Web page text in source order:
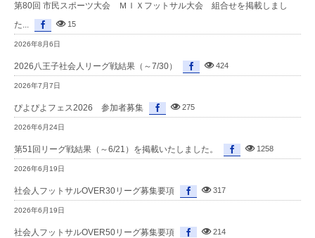
第80回 市民スポーツ大会 ＭＩＸフットサル大会 組合せを掲載しまし
た...
15
2026年8月6日
2026八王子社会人リーグ戦結果（～7/30） 424
2026年7月7日
ぴよぴよフェス2026 参加者募集 275
2026年6月24日
第51回リーグ戦結果（～6/21）を掲載いたしました。 1258
2026年6月19日
社会人フットサルOVER30リーグ募集要項 317
2026年6月19日
社会人フットサルOVER50リーグ募集要項 214